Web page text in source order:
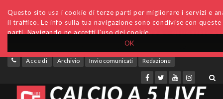
OK
Questo sito usa i cookie di terze parti per migliorare i servizi e
il traffico. Le info sulla tua navigazione sono condivise con
parti. Navigando ne accetti l'uso dei cookie.
Accedi Archivio Invio comunicati Redazione